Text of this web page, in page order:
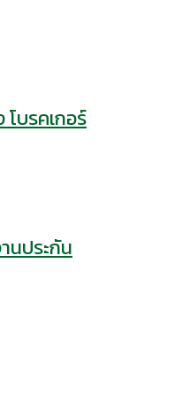
บรคเกอร์
นประกัน